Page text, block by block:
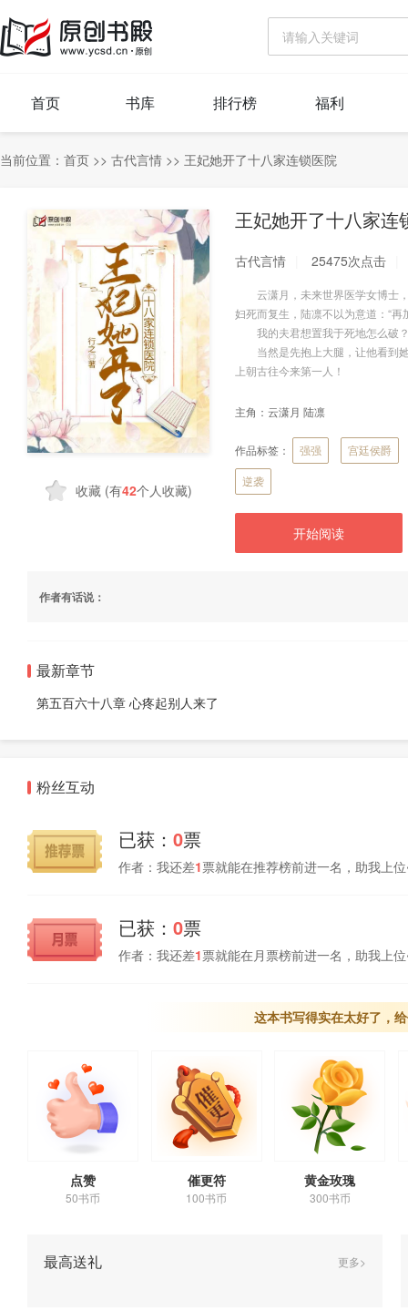
首页 书库 排行榜 福利
当前位置： 首页 >> 古代言情 >> 王妃她开了十八家连锁医院
收藏 (有42个人收藏)
王妃她开了十八家连
古代言情 25475次点击
云潇月，未来世界医学女博士，
妇死而复生，陆凛不以为意道：“再
我的夫君想置我于死地怎么破
当然是先抱上大腿，让他看到
上朝古往今来第一人！
主角： 云潇月 陆凛
作品标签： 强强
宫廷侯爵
逆袭
开始阅读
作者有话说：
最新章节
第五百六十八章 心疼起别人来了
粉丝互动
已获： 0票
作者：我还差1票就能在推荐榜前进一名，助我上
已获： 0票
作者：我还差1票就能在月票榜前进一名，助我上
这本书写得实在太好了，
点赞
50书币
催更符
100书币
黄金玫瑰
300书币
最高送礼 更多>